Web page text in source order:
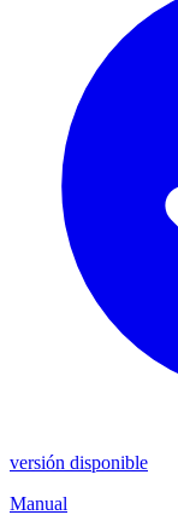
versión disponible
Manual